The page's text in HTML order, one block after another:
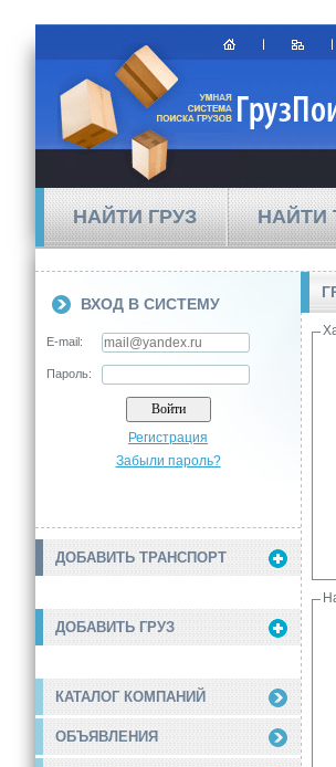
НАЙТИ ГРУЗ НАЙТИ
ВХОД В СИСТЕМУ
E-mail:
Пароль:
Регистрация
Забыли пароль?
ДОБАВИТЬ ТРАНСПОРТ
ДОБАВИТЬ ГРУЗ
КАТАЛОГ КОМПАНИЙ
ОБЪЯВЛЕНИЯ